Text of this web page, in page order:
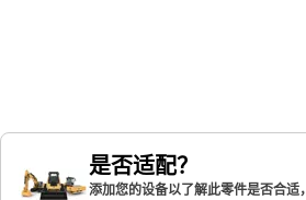
是否适配？
添加您的设备以了解此零件是否合适